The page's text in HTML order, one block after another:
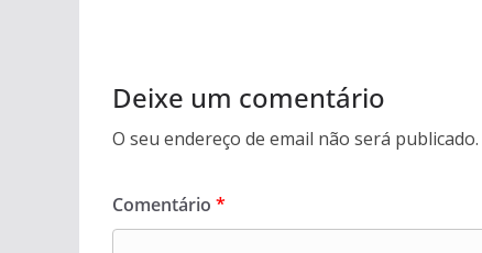
Deixe um comentário
O seu endereço de email não será publicado.
Comentário *